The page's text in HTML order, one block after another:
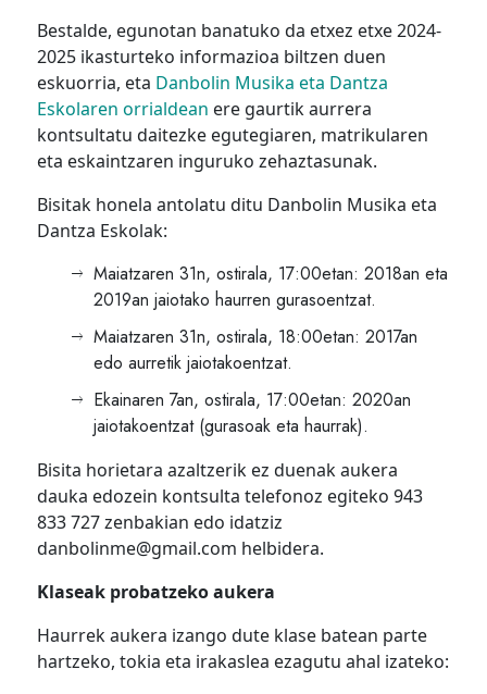
Bestalde, egunotan banatuko da etxez etxe 2024-
2025 ikasturteko informazioa biltzen duen
eskuorria, eta Danbolin Musika eta Dantza
Eskolaren orrialdean ere gaurtik aurrera
kontsultatu daitezke egutegiaren, matrikularen
eta eskaintzaren inguruko zehaztasunak.
Bisitak honela antolatu ditu Danbolin Musika eta
Dantza Eskolak:
Maiatzaren 31n, ostirala, 17:00etan: 2018an eta
2019an jaiotako haurren gurasoentzat.
Maiatzaren 31n, ostirala, 18:00etan: 2017an
edo aurretik jaiotakoentzat.
Ekainaren 7an, ostirala, 17:00etan: 2020an
jaiotakoentzat (gurasoak eta haurrak).
Bisita horietara azaltzerik ez duenak aukera
dauka edozein kontsulta telefonoz egiteko 943
833 727 zenbakian edo idatziz
danbolinme@gmail.com helbidera.
Klaseak probatzeko aukera
Haurrek aukera izango dute klase batean parte
hartzeko, tokia eta irakaslea ezagutu ahal izateko: